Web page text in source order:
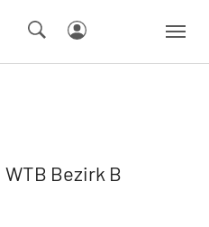
WTB Bezirk B